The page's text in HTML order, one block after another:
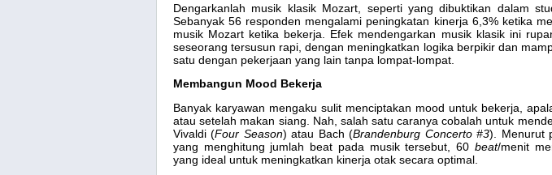
Dengarkanlah musik klasik Mozart, seperti yang dibuktikan dalam
Sebanyak 56 responden mengalami peningkatan kinerja 6,3% ketika
musik Mozart ketika bekerja. Efek mendengarkan musik klasik ini
seseorang tersusun rapi, dengan meningkatkan logika berpikir dan
satu dengan pekerjaan yang lain tanpa lompat-lompat.
Membangun Mood Bekerja
Banyak karyawan mengaku sulit menciptakan mood untuk bekerja,
atau setelah makan siang. Nah, salah satu caranya cobalah untuk
Vivaldi (Four Season) atau Bach (Brandenburg Concerto #3). Menurut
yang menghitung jumlah beat pada musik tersebut, 60 beat/menit
yang ideal untuk meningkatkan kinerja otak secara optimal.